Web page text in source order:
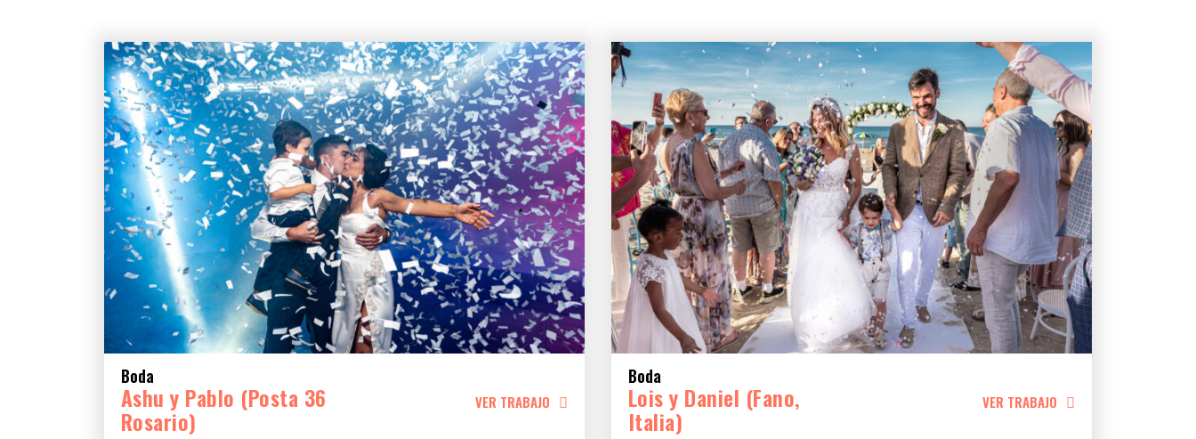
Boda
Ashu y Pablo (Posta 36
Rosario)
VER TRABAJO
Boda
Lois y Daniel (Fano,
Italia)
VER TRABAJO